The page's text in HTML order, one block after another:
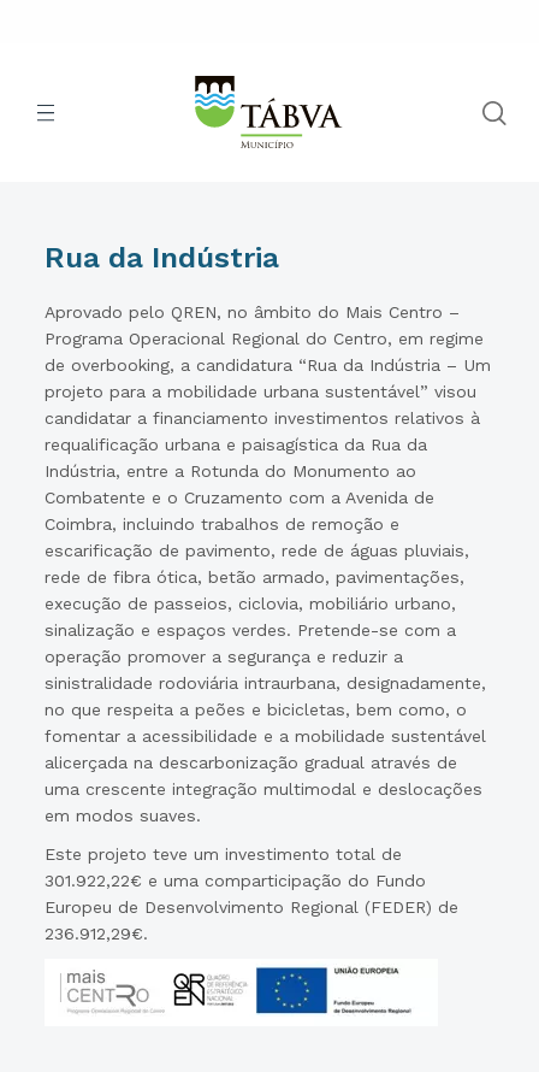
Rua da Indústria
Aprovado pelo QREN, no âmbito do Mais Centro –
Programa Operacional Regional do Centro, em regime
de overbooking, a candidatura “Rua da Indústria – Um
projeto para a mobilidade urbana sustentável” visou
candidatar a financiamento investimentos relativos à
requalificação urbana e paisagística da Rua da
Indústria, entre a Rotunda do Monumento ao
Combatente e o Cruzamento com a Avenida de
Coimbra, incluindo trabalhos de remoção e
escarificação de pavimento, rede de águas pluviais,
rede de fibra ótica, betão armado, pavimentações,
execução de passeios, ciclovia, mobiliário urbano,
sinalização e espaços verdes. Pretende-se com a
operação promover a segurança e reduzir a
sinistralidade rodoviária intraurbana, designadamente,
no que respeita a peões e bicicletas, bem como, o
fomentar a acessibilidade e a mobilidade sustentável
alicerçada na descarbonização gradual através de
uma crescente integração multimodal e deslocações
em modos suaves.
Este projeto teve um investimento total de
301.922,22€ e uma comparticipação do Fundo
Europeu de Desenvolvimento Regional (FEDER) de
236.912,29€.